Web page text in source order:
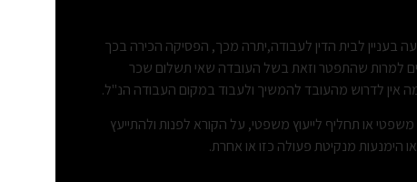
בעניין לבית הדין לעבודה,יתרה מכך, הפסיקה הכירה בכך
למרות שהתפטר וזאת בשל העובדה שאי תשלום שכר
אין לדרוש מהעובד להמשיך ולעבוד במקום העבודה הנ"ל.
מהווה ייעוץ משפטי או תחליף לייעוץ משפטי, על הקורא לפנות ולהתייעץ
מנקיטת פעולה כזו או אחרת.